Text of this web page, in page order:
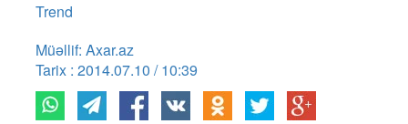
Trend
Müəllif: Axar.az
Tarix : 2014.07.10 / 10:39